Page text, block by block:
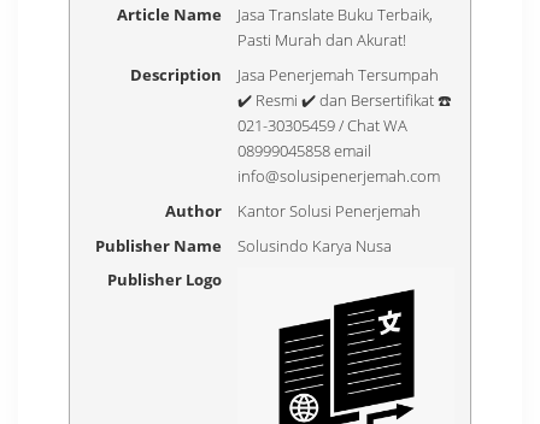
Article Name
Jasa Translate Buku Terbaik,
Pasti Murah dan Akurat!
Description
Jasa Penerjemah Tersumpah
✔️ Resmi ✔️ dan Bersertifikat ☎️
021-30305459 / Chat WA
08999045858 email
info@solusipenerjemah.com
Author
Kantor Solusi Penerjemah
Publisher Name
Solusindo Karya Nusa
Publisher Logo